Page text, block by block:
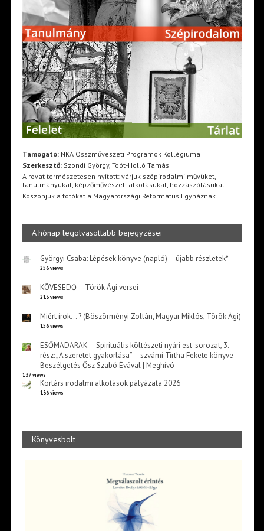
Támogató:NKA Összművészeti Programok Kollégiuma
Szerkesztő:Szondi György, Toót-Holló Tamás
A rovat természetesen nyitott: várjuk szépirodalmi művüket,
tanulmányukat, képzőművészeti alkotásukat, hozzászólásukat.
Köszönjük a fotókat a Magyarországi Református Egyháznak
A hónap legolvasottabb bejegyzései
Györgyi Csaba: Lépések könyve (napló) – újabb részletek*
256 views
KÖVESEDŐ – Török Ági versei
213 views
Miért írok… ? (Böszörményi Zoltán, Magyar Miklós, Török Ági)
156 views
ESŐMADARAK – Spirituális költészeti nyári est-sorozat, 3.
rész: „A szeretet gyakorlása” – szvámí Tírtha Fekete könyve –
Beszélgetés Ősz Szabó Évával | Meghívó
137 views
Kortárs irodalmi alkotások pályázata 2026
136 views
Könyvesbolt